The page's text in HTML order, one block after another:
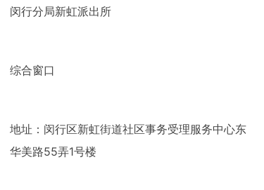
闵行分局新虹派出所
综合窗口
地址：闵行区新虹街道社区事务受理服务中心东
华美路55弄1号楼